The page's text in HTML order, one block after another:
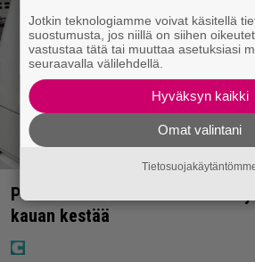
Poliisilla tehovalvonta – tästä
kauan kestää
Jotkin teknologiamme voivat käsitellä
suostumusta, jos niillä on siihen
vastustaa tätä tai muuttaa asetuksiasi
seuraavalla välilehdellä.
Hyväksyn kaikki
Omat valintani